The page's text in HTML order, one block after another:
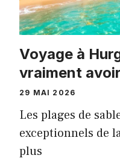
Voyage à
vraiment
29 MAI 2026
Les plages de
exceptionnels de
plus